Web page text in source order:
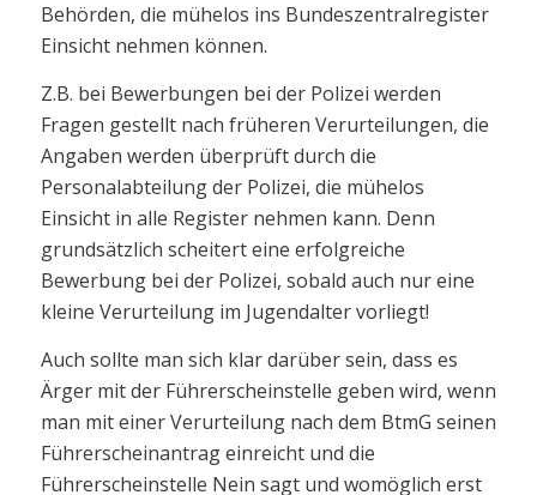
Behörden, die mühelos ins Bundeszentralregister
Einsicht nehmen können.
Z.B. bei Bewerbungen bei der Polizei werden
Fragen gestellt nach früheren Verurteilungen, die
Angaben werden überprüft durch die
Personalabteilung der Polizei, die mühelos
Einsicht in alle Register nehmen kann. Denn
grundsätzlich scheitert eine erfolgreiche
Bewerbung bei der Polizei, sobald auch nur eine
kleine Verurteilung im Jugendalter vorliegt!
Auch sollte man sich klar darüber sein, dass es
Ärger mit der Führerscheinstelle geben wird, wenn
man mit einer Verurteilung nach dem BtmG seinen
Führerscheinantrag einreicht und die
Führerscheinstelle Nein sagt und womöglich erst